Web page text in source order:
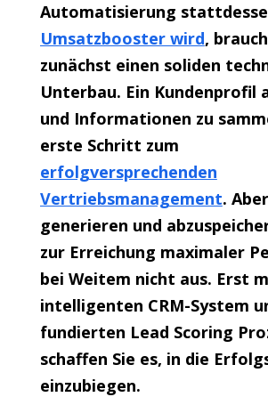
Automatisierung
Umsatzbooster wird,
zunächst einen soliden
Unterbau. Ein Kundenprofil
und Informationen zu
erste Schritt zum
erfolgversprechenden
Vertriebsmanagement.
generieren und
zur Erreichung maximaler
bei Weitem nicht aus. Erst
intelligenten CRM-System
fundierten Lead Scoring
schaffen Sie es, in die
einzubiegen.